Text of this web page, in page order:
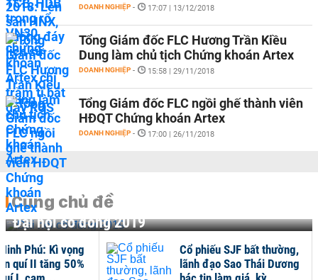
DOANH NGHIỆP - 17:07 | 13/12/2018
Tổng Giám đốc FLC Hương Trần Kiều
Dung làm chủ tịch Chứng khoán Artex
DOANH NGHIỆP - 15:58 | 29/11/2018
Tổng Giám đốc FLC ngồi ghế thành viên
HĐQT Chứng khoán Artex
DOANH NGHIỆP - 17:00 | 26/11/2018
Cùng chủ đề
Đại hội cổ đông 2019
Phú: Kì vọng
quí II tăng 50%
Cổ phiếu SJF bất thường,
lãnh đạo Sao Thái Dương